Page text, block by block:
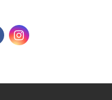
FacebookInstagram